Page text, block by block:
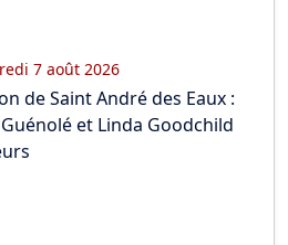
7 août 2026
de Saint André des Eaux :
et Linda Goodchild